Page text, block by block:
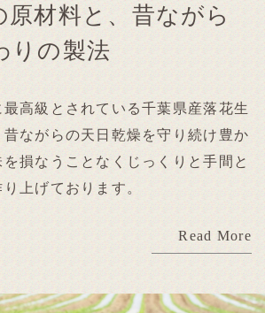
材料と、 昔ながら
りの製法
高級とされている千葉県産落花生
昔ながらの天日乾燥を守り続け豊か
損なうことなくじっくりと手間と
上げております。
Read More